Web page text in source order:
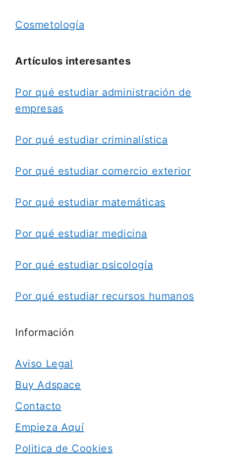
Cosmetología
Artículos interesantes
Por qué estudiar administración de
empresas
Por qué estudiar criminalística
Por qué estudiar comercio exterior
Por qué estudiar matemáticas
Por qué estudiar medicina
Por qué estudiar psicología
Por qué estudiar recursos humanos
Información
Aviso Legal
Buy Adspace
Contacto
Empieza Aquí
Politica de Cookies